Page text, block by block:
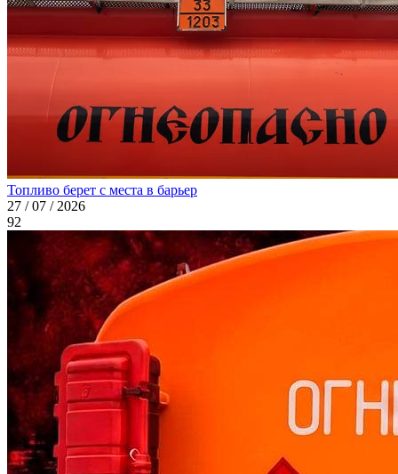
Топливо берет с места в барьер
27 / 07 / 2026
92